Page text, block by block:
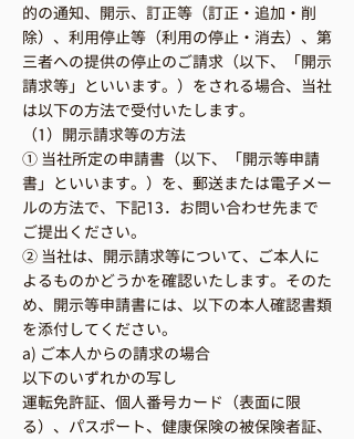
的の通知、開示、訂正等（訂正・追加・削
除）、利用停止等（利用の停止・消去）、第
三者への提供の停止のご請求（以下、「開示
請求等」といいます。）をされる場合、当社
は以下の方法で受付いたします。
（1）開示請求等の方法
① 当社所定の申請書（以下、「開示等申請
書」といいます。）を、郵送または電子メー
ルの方法で、下記13．お問い合わせ先まで
ご提出ください。
② 当社は、開示請求等について、ご本人に
よるものかどうかを確認いたします。そのた
め、開示等申請書には、以下の本人確認書類
を添付してください。
a) ご本人からの請求の場合
以下のいずれかの写し
運転免許証、個人番号カード（表面に限
る）、パスポート、健康保険の被保険者証、